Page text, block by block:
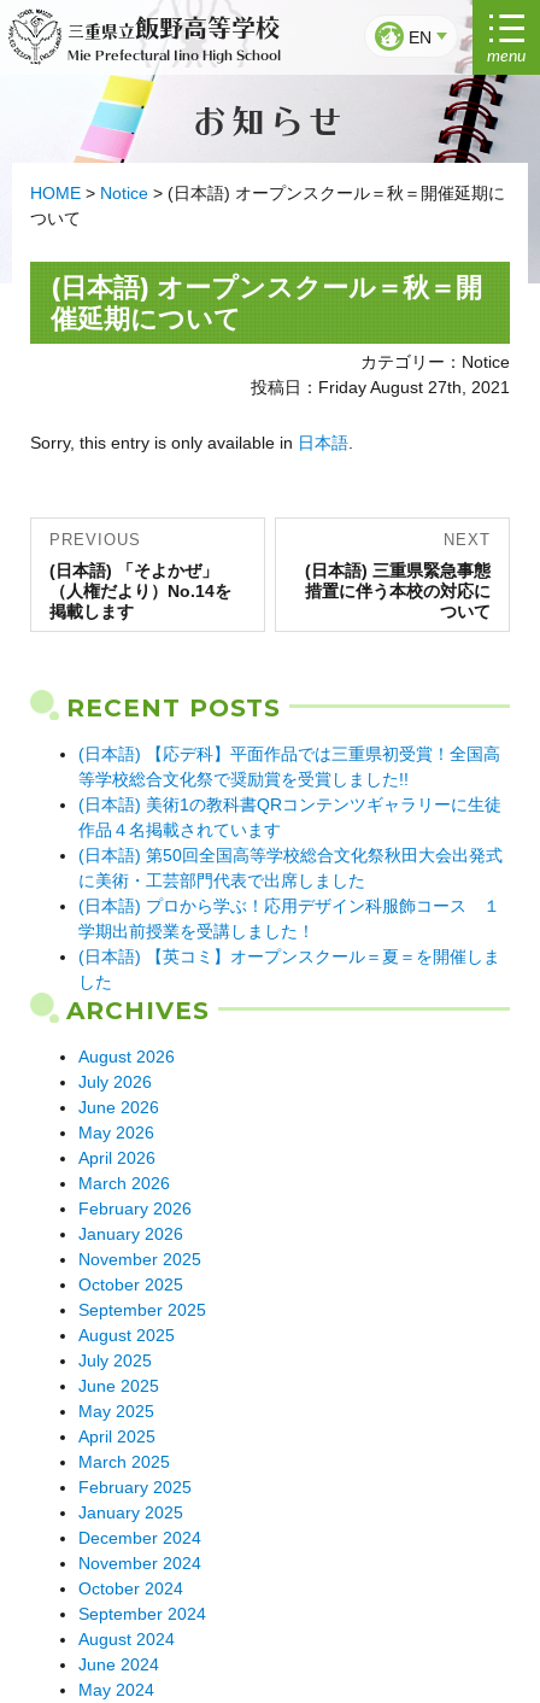
Skip
to
content
三重県立飯野高等学校
Mie Prefectural Iino High School
EN
menu
お知らせ
HOME > Notice > (日本語) オープンスクール＝秋＝開催延期に
ついて
(日本語) オープンスクール＝秋＝開
催延期について
カテゴリー：Notice
投稿日：Friday August 27th, 2021
Sorry, this entry is only available in 日本語
Post
navigation
PREVIOUS
Previous
post:
(日本語) 「そよかぜ」
（人権だより）No.14を
掲載します
NEXT
Next
post:
(日本語) 三重県緊急事態
措置に伴う本校の対応に
ついて
RECENT POSTS
(日本語) 【応デ科】平面作品では三重県初受賞！全国高
等学校総合文化祭で奨励賞を受賞しました!!
(日本語) 美術1の教科書QRコンテンツギャラリーに生徒
作品４名掲載されています
(日本語) 第50回全国高等学校総合文化祭秋田大会出発式
に美術・工芸部門代表で出席しました
(日本語) プロから学ぶ！応用デザイン科服飾コース １
学期出前授業を受講しました！
(日本語) 【英コミ】オープンスクール＝夏＝を開催しま
した
ARCHIVES
August 2026
July 2026
June 2026
May 2026
April 2026
March 2026
February 2026
January 2026
November 2025
October 2025
September 2025
August 2025
July 2025
June 2025
May 2025
April 2025
March 2025
February 2025
January 2025
December 2024
November 2024
October 2024
September 2024
August 2024
June 2024
May 2024